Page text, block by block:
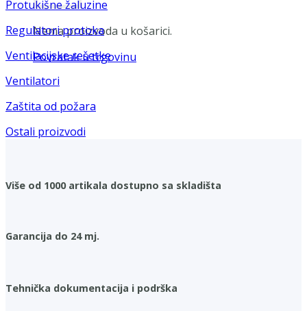
Nema proizvoda u košarici.
Povratak u trgovinu
Protukišne žaluzine
Regulatori protoka
Ventilacijske rešetke
Ventilatori
Zaštita od požara
Ostali proizvodi
Više od 1000 artikala dostupno sa skladišta
Garancija do 24 mj.
Tehnička dokumentacija i podrška